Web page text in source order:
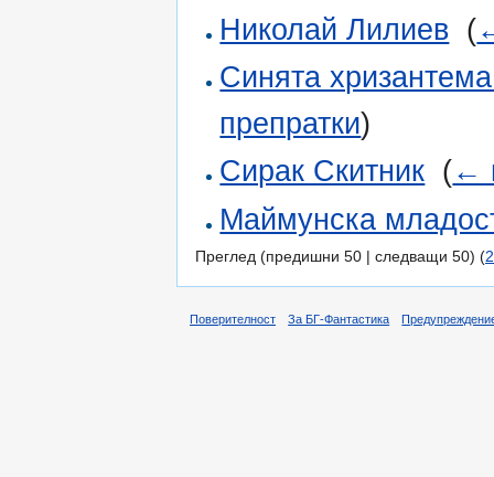
Николай Лилиев (
Синята
препратки)
Сирак Скитник (←
Маймунска
Преглед (предишни 50 | следващи 50) (
Поверителност За БГ-Фантастика